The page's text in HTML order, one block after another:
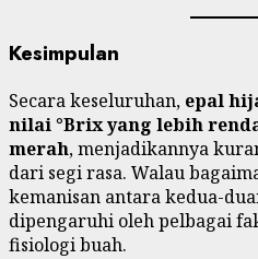
Kesimpulan
Secara keseluruhan, epal
nilai °Brix yang lebih
merah, menjadikannya
dari segi rasa. Walau
kemanisan antara kedua-
dipengaruhi oleh pelbagai
fisiologi buah.